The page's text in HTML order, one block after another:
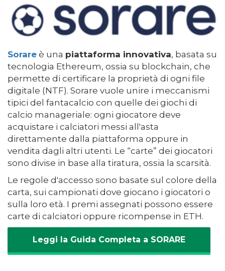
Sorare è una piattaforma innovativa, basata su
tecnologia Ethereum, ossia su blockchain, che
permette di certificare la proprietà di ogni file
digitale (NTF). Sorare vuole unire i meccanismi
tipici del fantacalcio con quelle dei giochi di
calcio manageriale: ogni giocatore deve
acquistare i calciatori messi all'asta
direttamente dalla piattaforma oppure in
vendita dagli altri utenti. Le “carte” dei giocatori
sono divise in base alla tiratura, ossia la scarsità.
Le regole d'accesso sono basate sul colore della
carta, sui campionati dove giocano i giocatori o
sulla loro età. I premi assegnati possono essere
carte di calciatori oppure ricompense in ETH.
Leggi la Guida Completa a SORARE